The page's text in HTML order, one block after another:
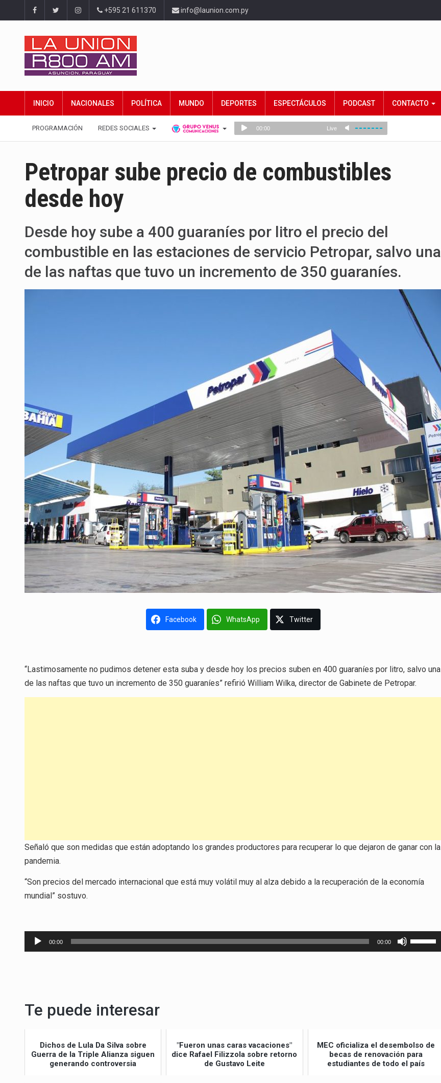
+595 21 611370 info@launion.com.py
INICIO NACIONALES POLÍTICA MUNDO DEPORTES ESPECTÁCULOS PODCAST CONTACTO
PROGRAMACIÓN REDES SOCIALES
Petropar sube precio de combustibles
desde hoy
Desde hoy sube a 400 guaraníes por litro el precio del
combustible en las estaciones de servicio Petropar, salvo una
de las naftas que tuvo un incremento de 350 guaraníes.
Facebook WhatsApp Twitter
“Lastimosamente no pudimos detener esta suba y desde hoy los precios suben en 400 guaraníes por litro, salvo una
de las naftas que tuvo un incremento de 350 guaraníes” refirió William Wilka, director de Gabinete de Petropar.
Señaló que son medidas que están adoptando los grandes productores para recuperar lo que dejaron de ganar con la
pandemia.
“Son precios del mercado internacional que está muy volátil muy al alza debido a la recuperación de la economía
mundial” sostuvo.
Reproductor
de
00:00 00:00
las
o
disminuir
el
Te puede interesar
Dichos de Lula Da Silva sobre
Guerra de la Triple Alianza siguen
generando controversia
"Fueron unas caras vacaciones"
dice Rafael Filizzola sobre retorno
de Gustavo Leite
MEC oficializa el desembolso de
becas de renovación para
estudiantes de todo el país